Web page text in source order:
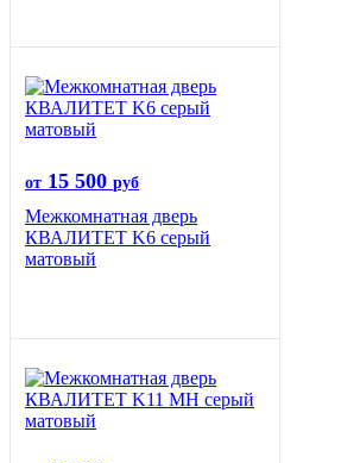
от 15 500 руб
Межкомнатная дверь
КВАЛИТЕТ K6 серый
матовый